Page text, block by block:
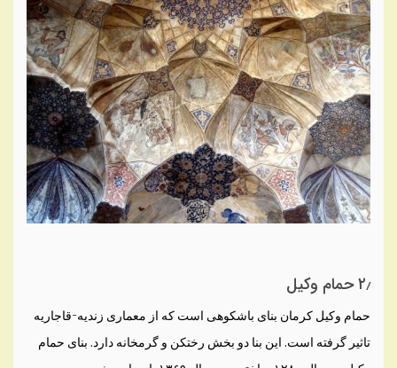
۲٫ حمام وکیل
حمام وکیل کرمان بنای باشکوهی است که از معماری زندیه-قاجاریه
تاثیر گرفته است. این بنا دو بخش رختکن و گرمخانه دارد. بنای حمام